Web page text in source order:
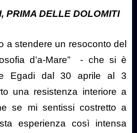
PRIMA DELLE DOLOMITI
a stendere un resoconto del
d’a-Mare”
- che si è
Egadi dal 30 aprile al 3
una resistenza interiore a
se mi sentissi costretto a
esperienza così intensa